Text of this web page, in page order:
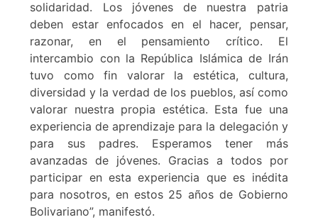
solidaridad. Los jóvenes de nuestra patria
deben estar enfocados en el hacer, pensar,
razonar, en el pensamiento crítico. El
intercambio con la República Islámica de Irán
tuvo como fin valorar la estética, cultura,
diversidad y la verdad de los pueblos, así como
valorar nuestra propia estética. Esta fue una
experiencia de aprendizaje para la delegación y
para sus padres. Esperamos tener más
avanzadas de jóvenes. Gracias a todos por
participar en esta experiencia que es inédita
para nosotros, en estos 25 años de Gobierno
Bolivariano”, manifestó.